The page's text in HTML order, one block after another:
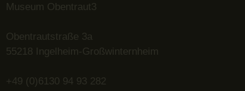
Museum Obentraut3
Obentrautstraße 3a
55218 Ingelheim-Großwinternheim
+49 (0)6130 94 93 282